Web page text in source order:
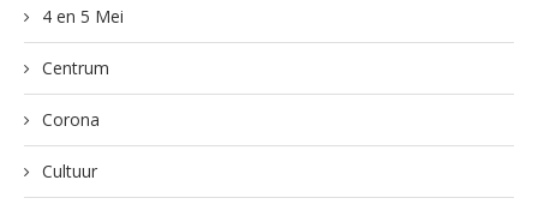
4 en 5 Mei
Centrum
Corona
Cultuur